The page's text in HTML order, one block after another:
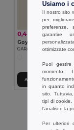
0,46 €
Goya 37539
GARAGE LLAVERO
Aggiungi al carrello
Usiamo i
Il nostro sito
per
preferenze,
garantire
ottimizzate
Puoi
momento.
in quanto
sito.
tipi di cookie,
l'analisi e la
Per ulteriori